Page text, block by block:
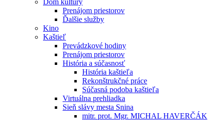
Dom kultúry
Prenájom priestorov
Ďalšie služby
Kino
Kaštieľ
Prevádzkové hodiny
Prenájom priestorov
História a súčasnosť
História kaštieľa
Rekonštrukčné práce
Súčasná podoba kaštieľa
Virtuálna prehliadka
Sieň slávy mesta Snina
mitr. prot. Mgr. MICHAL HAVERČÁK